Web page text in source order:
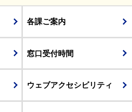
各課ご案内
窓口受付時間
ウェブアクセシビリティ